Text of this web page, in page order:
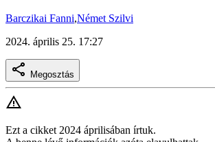
Barczikai Fanni,Német Szilvi
2024. április 25. 17:27
Megosztás
Ezt a cikket 2024 áprilisában írtuk.